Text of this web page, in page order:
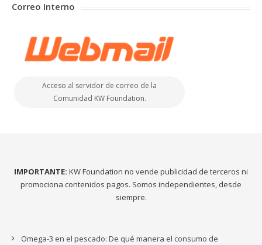
Correo Interno
Acceso al servidor de correo de la
Comunidad KW Foundation.
IMPORTANTE: KW Foundation no vende publicidad de terceros ni
promociona contenidos pagos. Somos independientes, desde
siempre.
Omega-3 en el pescado: De qué manera el consumo de